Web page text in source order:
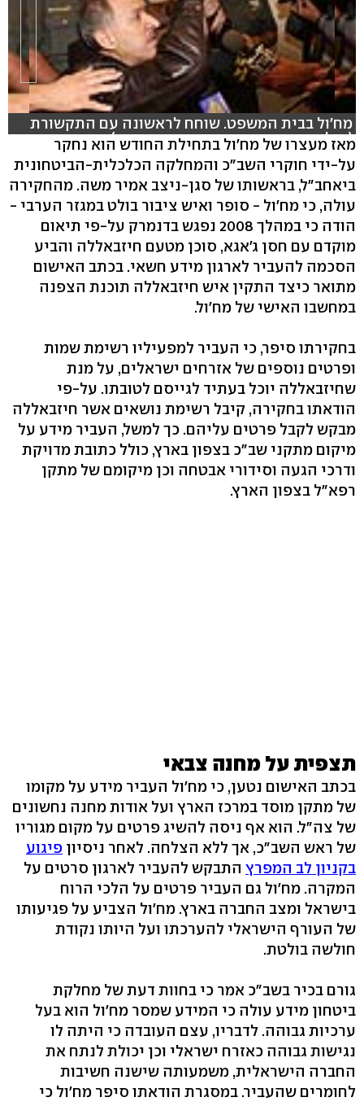
מח'ול בבית המשפט. שוחח לראשונה עם התקשורת
(צילום: עידו בקר, עריכה: תמר אברהם)
מאז מעצרו של מח'ול בתחילת החודש הוא נחקר
על-ידי חוקרי השב"כ והמחלקה הכלכלית-הביטחונית
ביאחב"ל, בראשותו של סגן-ניצב אמיר משה. מהחקירה
עולה, כי מח'ול - סופר ואיש ציבור בולט במגזר הערבי -
הודה כי במהלך 2008 נפגש בדנמרק על-פי תיאום
מוקדם עם חסן ג'אגא, סוכן מטעם חיזבאללה והביע
הסכמה להעביר לארגון מידע חשאי. בכתב האישום
מתואר כיצד התקין איש חיזבאללה תוכנת הצפנה
במחשבו האישי של מח'ול.
בחקירתו סיפר, כי העביר למפעיליו רשימת שמות
ופרטים נוספים של אזרחים ישראלים, על מנת
שחיזבאללה יוכל בעתיד לגייסם לטובתו. על-פי
הודאתו בחקירה, קיבל רשימת נושאים אשר חיזבאללה
מבקש לקבל פרטים עליהם. כך למשל, העביר מידע על
מיקום מתקני שב"כ בצפון בארץ, כולל כתובת מדויקת
ודרכי הגעה וסידורי אבטחה וכן מיקומם של מתקן
רפא"ל בצפון הארץ.
תצפית על מחנה צבאי
בכתב האישום נטען, כי מח'ול העביר מידע על מקומו
של מתקן מוסד במרכז הארץ ועל אודות מחנה נחשונים
של צה"ל. הוא אף ניסה להשיג פרטים על מקום מגוריו
של ראש השב"כ, אך ללא הצלחה. לאחר ניסיון פיגוע
בקניון לב המפרץ התבקש להעביר לארגון סרטים על
המקרה. מח'ול גם העביר פרטים על הלכי הרוח
בישראל ומצב החברה בארץ. מח'ול הצביע על פגיעותו
של העורף הישראלי להערכתו ועל היותו נקודת
חולשה בולטת.
גורם בכיר בשב"כ אמר כי בחוות דעת של מחלקת
ביטחון מידע עולה כי המידע שמסר מח'ול הוא בעל
ערכיות גבוהה. לדבריו, עצם העובדה כי היתה לו
נגישות גבוהה כאזרח ישראלי וכן יכולת לנתח את
החברה הישראלית, משמעותה שישנה חשיבות
לחומרים שהעביר. במסגרת הודאתו סיפר מח'ול כי